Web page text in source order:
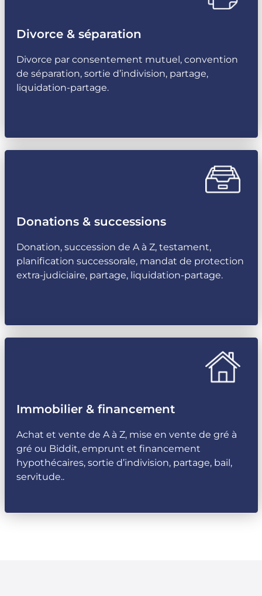
Divorce & séparation
Divorce par consentement mutuel, convention
de séparation, sortie d’indivision, partage,
liquidation-partage.
Donations & successions
Donation, succession de A à Z, testament,
planification successorale, mandat de protection
extra-judiciaire, partage, liquidation-partage.
Immobilier & financement
Achat et vente de A à Z, mise en vente de gré à
gré ou Biddit, emprunt et financement
hypothécaires, sortie d’indivision, partage, bail,
servitude..